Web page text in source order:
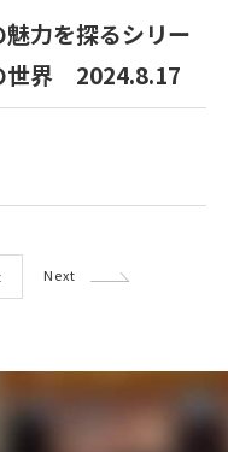
力を探るシリー
世界 2024.8.17
Next